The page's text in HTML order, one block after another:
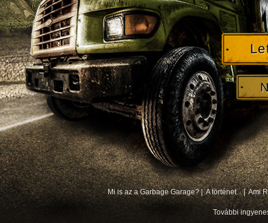
Mi is az a Garbage Garage? |A történet... |Ami
További